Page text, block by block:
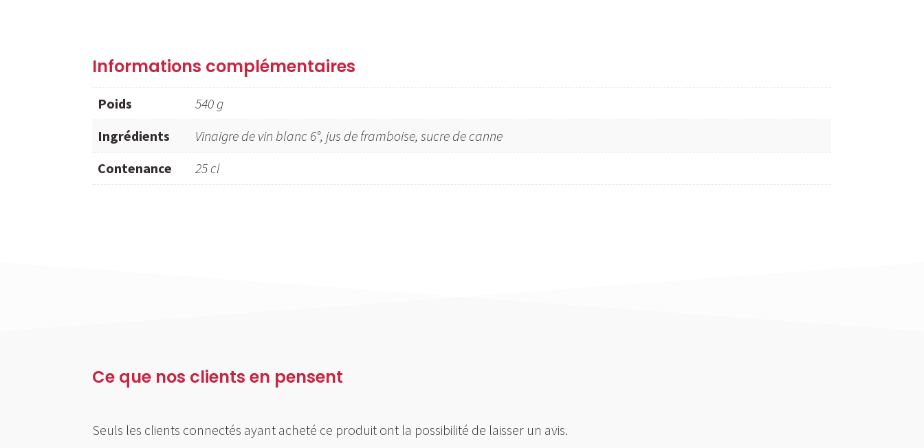
Informations complémentaires
Poids
540 g
Ingrédients
Vinaigre de vin blanc 6°, jus de framboise, sucre de canne
Contenance
25 cl
Ce que nos clients en pensent
Seuls les clients connectés ayant acheté ce produit ont la possibilité de laisser un avis.